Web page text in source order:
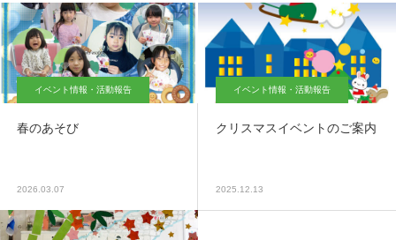
イベント情報・活動報告
春のあそび
2026.03.07
イベント情報・活動報告
クリスマスイベントのご案内
2025.12.13